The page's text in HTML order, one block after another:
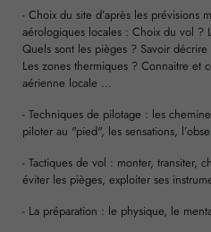
- Choix du site d’après les prévisions
aérologiques locales : Choix du vol ?
Quels sont les pièges ? Savoir
Les zones thermiques ? Connaitre et
aérienne locale ...
- Techniques de pilotage : les
piloter au "pied", les sensations,
- Tactiques de vol : monter, transiter,
éviter les pièges, exploiter ses
- La préparation : le physique, le